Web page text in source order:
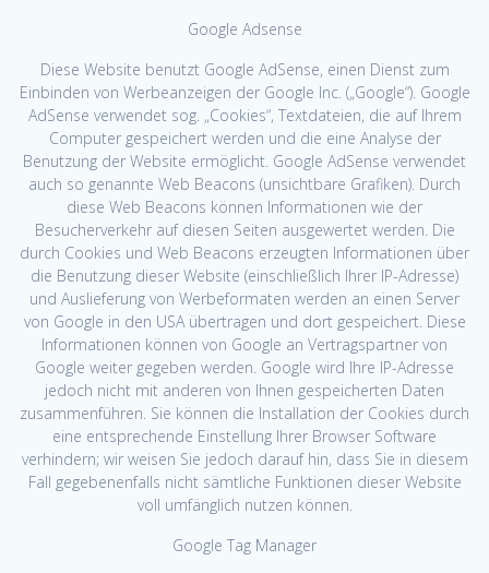
Google Adsense
Diese Website benutzt Google AdSense, einen Dienst zum
Einbinden von Werbeanzeigen der Google Inc. („Google“). Google
AdSense verwendet sog. „Cookies“, Textdateien, die auf Ihrem
Computer gespeichert werden und die eine Analyse der
Benutzung der Website ermöglicht. Google AdSense verwendet
auch so genannte Web Beacons (unsichtbare Grafiken). Durch
diese Web Beacons können Informationen wie der
Besucherverkehr auf diesen Seiten ausgewertet werden. Die
durch Cookies und Web Beacons erzeugten Informationen über
die Benutzung dieser Website (einschließlich Ihrer IP-Adresse)
und Auslieferung von Werbeformaten werden an einen Server
von Google in den USA übertragen und dort gespeichert. Diese
Informationen können von Google an Vertragspartner von
Google weiter gegeben werden. Google wird Ihre IP-Adresse
jedoch nicht mit anderen von Ihnen gespeicherten Daten
zusammenführen. Sie können die Installation der Cookies durch
eine entsprechende Einstellung Ihrer Browser Software
verhindern; wir weisen Sie jedoch darauf hin, dass Sie in diesem
Fall gegebenenfalls nicht sämtliche Funktionen dieser Website
voll umfänglich nutzen können.
Google Tag Manager